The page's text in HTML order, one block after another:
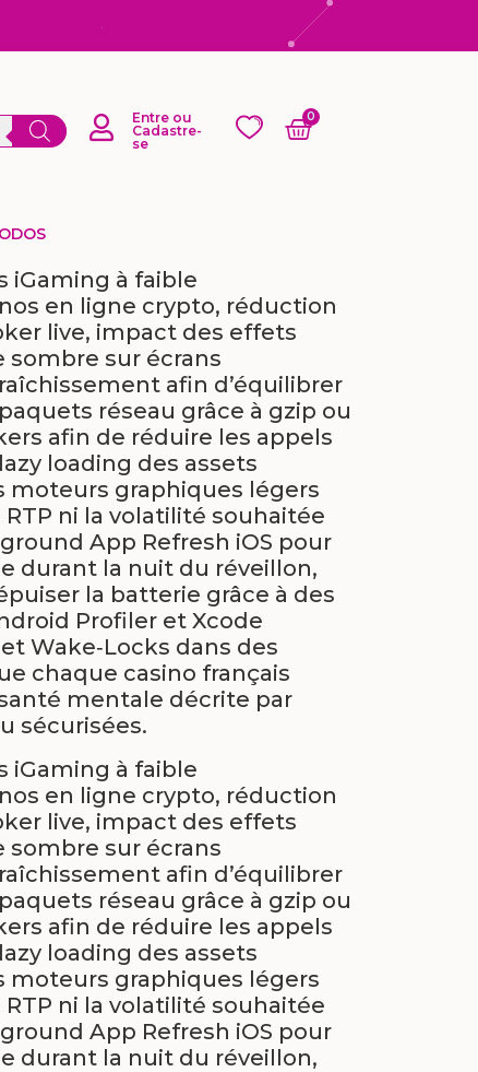
Entre ou
Cadastre-
se
iGaming à faible
en ligne crypto, réduction
live, impact des effets
sur écrans
afin d’équilibrer
réseau grâce à gzip ou
afin de réduire les appels
loading des assets
moteurs graphiques légers
ni la volatilité souhaitée
App Refresh iOS pour
durant la nuit du réveillon,
la batterie grâce à des
Profiler et Xcode
Wake‑Locks dans des
chaque casino français
mentale décrite par
sécurisées.
iGaming à faible
en ligne crypto, réduction
live, impact des effets
sur écrans
afin d’équilibrer
réseau grâce à gzip ou
afin de réduire les appels
loading des assets
moteurs graphiques légers
ni la volatilité souhaitée
App Refresh iOS pour
durant la nuit du réveillon,